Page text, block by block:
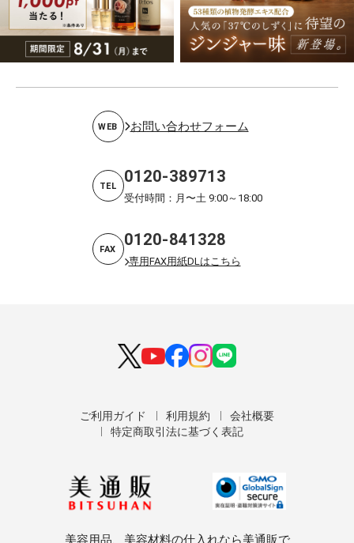
WEB お問い合わせフォーム
TEL 0120-389713
受付時間：月〜土 9:00～18:00
FAX 0120-841328
専用FAX用紙DLはこちら
ご利用ガイド 利用規約
会社概要
特定商取引法に基づく表記
美容用品、美容材料の仕入れなら美通販で